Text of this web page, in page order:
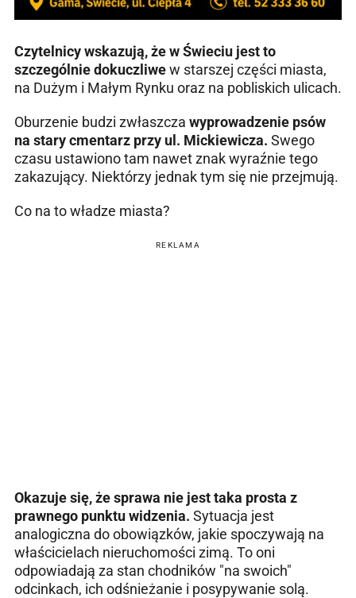
Czytelnicy wskazują, że w Świeciu jest to
szczególnie dokuczliwew starszej części miasta,
na Dużym i Małym Rynku oraz na pobliskich ulicach.
Oburzenie budzi zwłaszcza wyprowadzenie psów
na stary cmentarz przy ul. Mickiewicza. Swego
czasu ustawiono tam nawet znak wyraźnie tego
zakazujący. Niektórzy jednak tym się nie przejmują.
Co na to władze miasta?
REKLAMA
Okazuje się, że sprawa nie jest taka prosta z
prawnego punktu widzenia. Sytuacja jest
analogiczna do obowiązków, jakie spoczywają na
właścicielach nieruchomości zimą. To oni
odpowiadają za stan chodników "na swoich"
odcinkach, ich odśnieżanie i posypywanie solą.